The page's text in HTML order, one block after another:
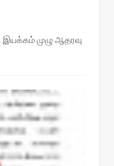
இயக்கம் முழு ஆதரவு